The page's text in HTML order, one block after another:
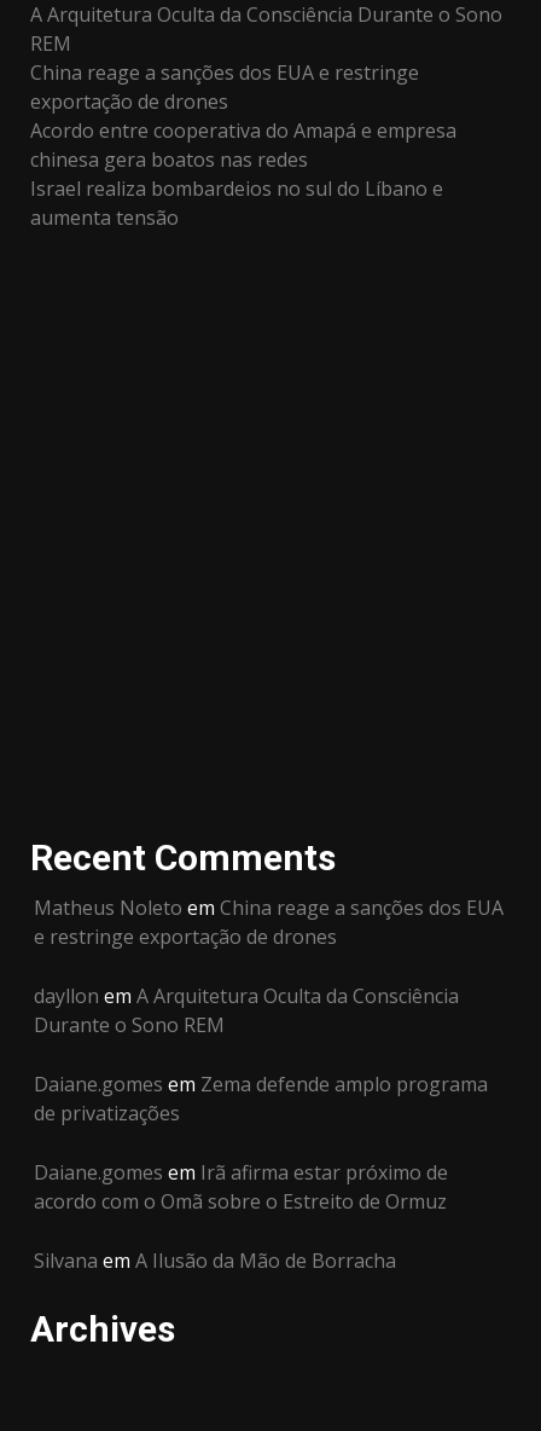
A Arquitetura Oculta da Consciência Durante o Sono
REM
China reage a sanções dos EUA e restringe
exportação de drones
Acordo entre cooperativa do Amapá e empresa
chinesa gera boatos nas redes
Israel realiza bombardeios no sul do Líbano e
aumenta tensão
Recent Comments
Matheus Noleto em China reage a sanções dos EUA
e restringe exportação de drones
dayllon em A Arquitetura Oculta da Consciência
Durante o Sono REM
Daiane.gomes em Zema defende amplo programa
de privatizações
Daiane.gomes em Irã afirma estar próximo de
acordo com o Omã sobre o Estreito de Ormuz
Silvana em A Ilusão da Mão de Borracha
Archives